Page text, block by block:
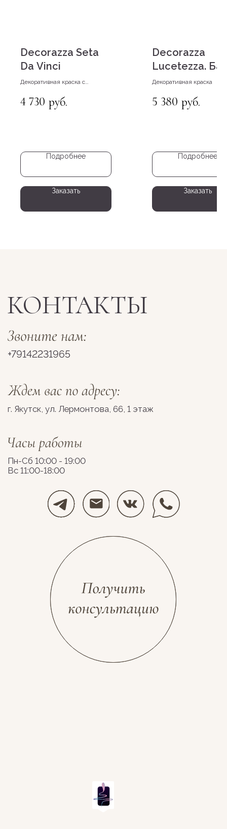
Decorazza Seta
Da Vinci
Декоративная краска с
4 730 руб.
Подробнее
Заказать
Decorazza
Lucetezza.
Aluminio LC
Декоративная краска
5 380 руб.
Подробнее
Заказать
Пн-Сб 10:00 - 19:00
+79142231965
КОНТАКТЫ
stolyarovadesign.ru